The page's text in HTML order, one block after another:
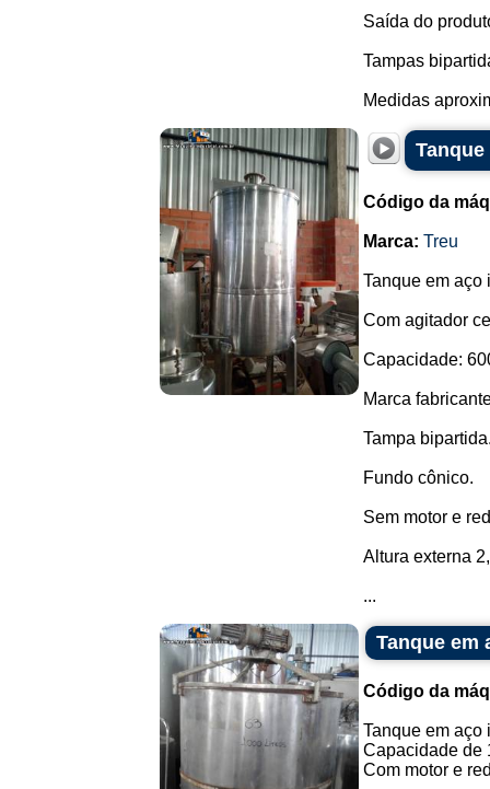
Saída do
Tampas
Medidas
Código da
Marca: Treu
Tanque em aço
Com agitador
Capacidade:
Marca
Tampa
Fundo cônico.
Sem motor e
Altura externa
...
Tanque em
Código da
Tanque em aço
Capacidade de
Com motor e